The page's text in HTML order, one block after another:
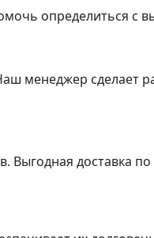
определиться с
менеджер сделает
Выгодная доставка